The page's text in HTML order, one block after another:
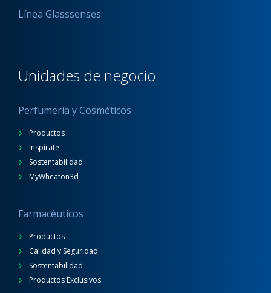
Línea Glasssenses
Unidades de negocio
Perfumeria y Cosméticos
Productos
Inspírate
Sostentabilidad
MyWheaton3d
Farmacêuticos
Productos
Calidad y Seguridad
Sostentabilidad
Productos Exclusivos